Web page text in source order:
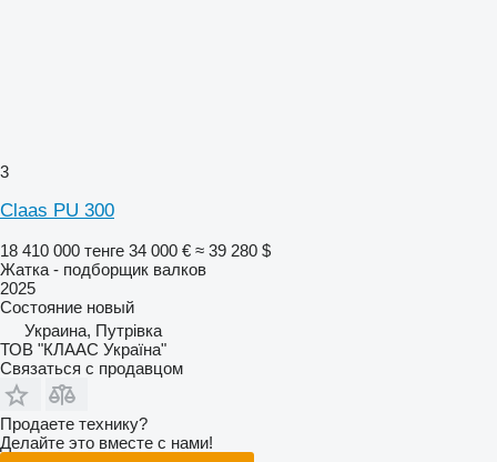
3
Claas PU 300
18 410 000 тенге 34 000 € ≈ 39 280 $
Жатка - подборщик валков
2025
Состояние новый
Украина, Путрівка
ТОВ "КЛААС Україна"
Связаться с продавцом
Продаете технику?
Делайте это вместе с нами!